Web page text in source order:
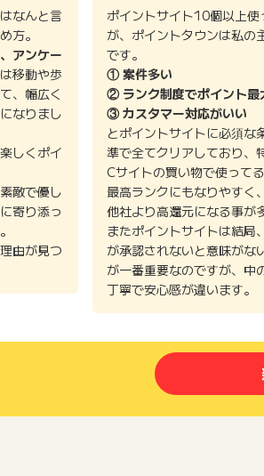
すいサイトです。利用時の負担が少ないので
も間違いなくあたり商品を購入できます！
イトです。 サイト自体もとても見やすく、
きるのはありがたいです。(他サイトでは300
見やすくなっているので、苦手な方でもわか
いていますが、返礼品を選んで納税したい全
請がサイト・アプリ内ですぐに出来る事が1
い、PayPayで決済できて便利ですが、
なんと言
方。
アンケー
移動や歩
、幅広く
なりまし
しくポイ
敵で優し
寄り添っ
由が見つ
ポイントサイト10個以上使
が、ポイントタウンは私の
です。
① 案件多い
② ランク制度でポイント
③ カスタマー対応がいい
とポイントサイトに必須な
準で全てクリアしており、
Cサイトの買い物で使ってる
最高ランクにもなりやすく
他社より高還元になる事が
またポイントサイトは結局
が承認されないと意味が
が一番重要なのですが、中
丁寧で安心感が違います。